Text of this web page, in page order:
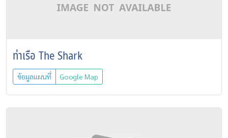
ท่าเรือ The Shark
ข้อมูลแผนที่ Google Map